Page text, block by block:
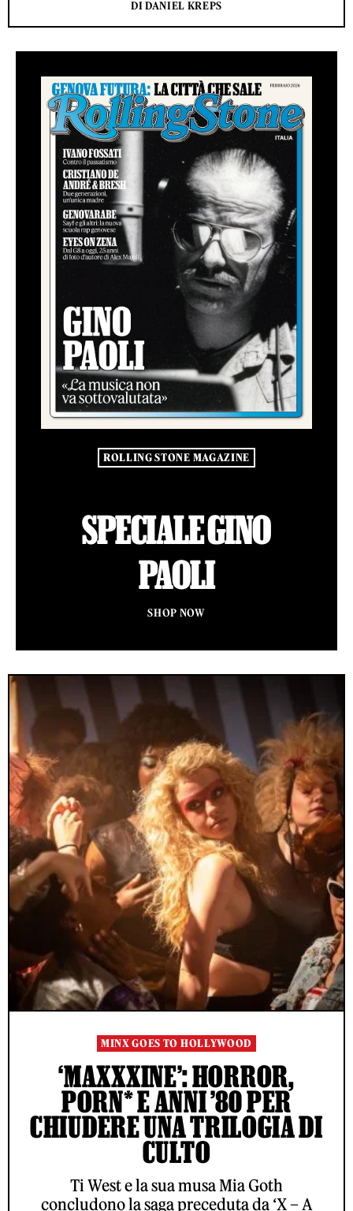
DI DANIEL KREPS
ROLLING STONE MAGAZINE
SPECIALE GINO
PAOLI
SHOP NOW
MINX GOES TO HOLLYWOOD
‘MAXXXINE’: HORROR,
PORN* E ANNI ’80 PER
CHIUDERE UNA TRILOGIA DI
CULTO
Ti West e la sua musa Mia Goth
concludono la saga preceduta da ‘X – A